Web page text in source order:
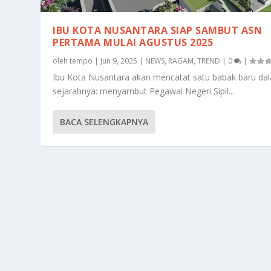
IBU KOTA NUSANTARA SIAP SAMBUT ASN
PERTAMA MULAI AGUSTUS 2025
olehtempo | Jun 9, 2025 | NEWS, RAGAM,TREND | 0 |
Ibu Kota Nusantara akan mencatat satu babak baru
sejarahnya: menyambut Pegawai Negeri Sipil...
BACA SELENGKAPNYA